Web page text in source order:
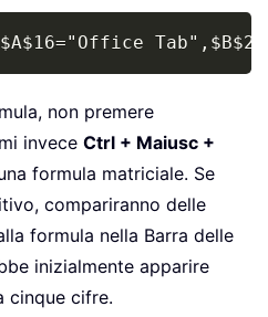
Copy
non premere
invece Ctrl + Maiusc +
formula matriciale. Se
compariranno delle
formula nella Barra delle
inizialmente apparire
cinque cifre.